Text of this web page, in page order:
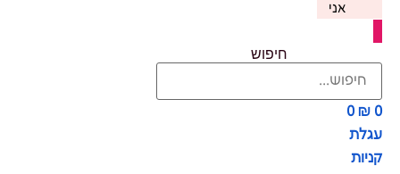
אני
חיפוש
₪ 0
0
עגלת
קניות